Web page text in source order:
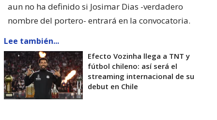
aun no ha definido si Josimar Dias -verdadero
nombre del portero- entrará en la convocatoria.
Lee también...
Efecto Vozinha llega a TNT y
fútbol chileno: así será el
streaming internacional de su
debut en Chile